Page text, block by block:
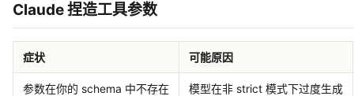
Claude 捏造工具参数
症状 可能原因
参数在你的 schema 中不存在 模型在非 strict 模式下过度生成